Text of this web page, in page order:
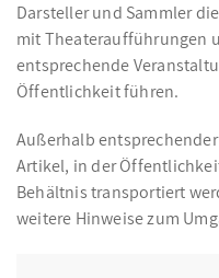
Darsteller und Sammler
mit Theateraufführungen
entsprechende
Öffentlichkeit führen.
Außerhalb
Artikel, in der
Behältnis transportiert
weitere Hinweise zum